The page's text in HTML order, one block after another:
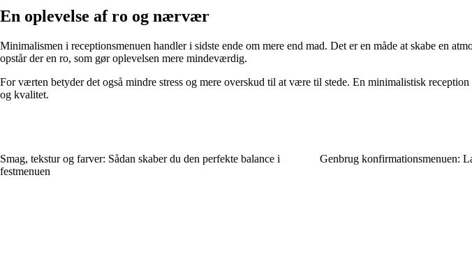
En oplevelse af ro og nærvær
Minimalismen i receptionsmenuen handler i sidste ende om mere end mad. Det er en måde at skabe en
opstår der en ro, som gør oplevelsen mere mindeværdig.
For værten betyder det også mindre stress og mere overskud til at være til stede. En minimalistisk
og kvalitet.
Smag, tekstur og farver: Sådan skaber du den perfekte balance i
festmenuen
Genbrug konfirmationsmenuen: